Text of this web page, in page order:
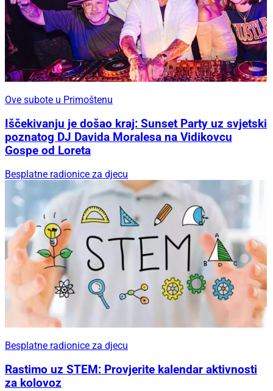
Ove subote u Primoštenu
Iščekivanju je došao kraj: Sunset Party uz svjetski
poznatog DJ Davida Moralesa na Vidikovcu
Gospe od Loreta
Besplatne radionice za djecu
Besplatne radionice za djecu
Rastimo uz STEM: Provjerite kalendar aktivnosti
za kolovoz